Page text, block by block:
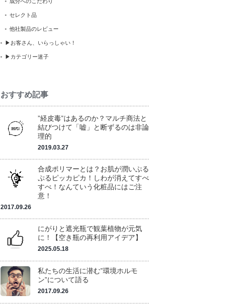
セレクト品
他社製品のレビュー
▶お客さん、いらっしゃい！
▶カテゴリー迷子
おすすめ記事
”経皮毒”はあるのか？マルチ商法と
結びつけて「嘘」と断ずるのは非論
理的
2019.03.27
合成ポリマーとは？お肌が潤いぷる
ぷるピッカピカ！しわが消えてすべ
すべ！なんていう化粧品にはご注
意！
2017.09.26
にがりと遮光瓶で観葉植物が元気
に！【空き瓶の再利用アイデア】
2025.05.18
私たちの生活に潜む”環境ホルモ
ン”について語る
2017.09.26